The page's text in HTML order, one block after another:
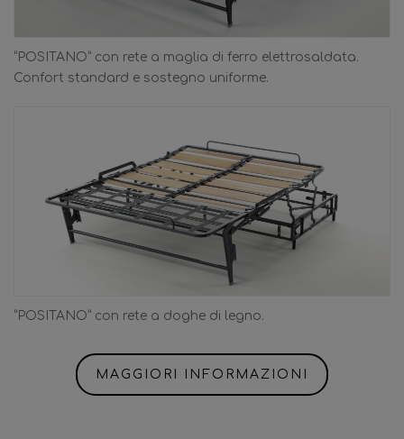
“POSITANO” con rete a maglia di ferro elettrosaldata.
Confort standard e sostegno uniforme.
“POSITANO” con rete a doghe di legno.
MAGGIORI INFORMAZIONI